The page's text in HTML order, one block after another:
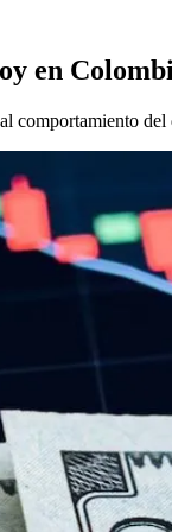
en
comportamiento